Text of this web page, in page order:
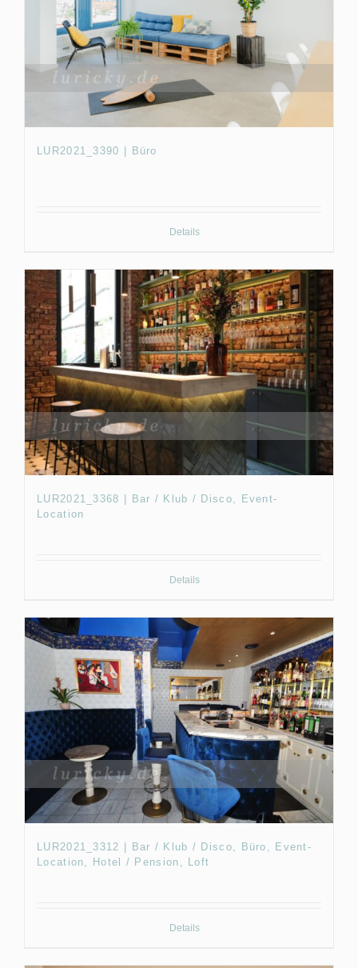
LUR2021_3390 | Büro
Details
LUR2021_3368 | Bar / Klub / Disco, Event-
Location
Details
LUR2021_3312 | Bar / Klub / Disco, Büro, Event-
Location, Hotel / Pension, Loft
Details